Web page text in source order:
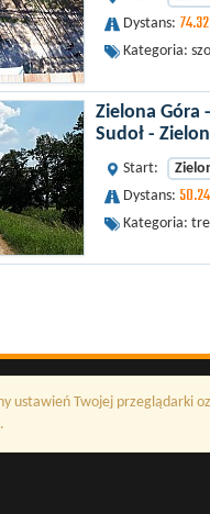
Dystans: 74.32
Kategoria:
Zielona Góra
Sudoł -
Start:
Dystans: 50.24
Kategoria:
ustawień Twojej przeglądarki
.